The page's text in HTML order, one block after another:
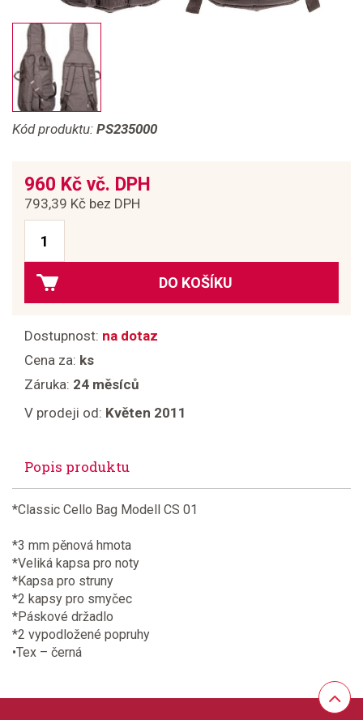
Kód produktu: PS235000
960 Kč vč. DPH
793,39 Kč bez DPH
DO KOŠÍKU
Dostupnost: na dotaz
Cena za: ks
Záruka: 24 měsíců
V prodeji od: Květen 2011
Popis produktu
*Classic Cello Bag Modell CS 01
*3 mm pěnová hmota
*Veliká kapsa pro noty
*Kapsa pro struny
*2 kapsy pro smyčec
*Páskové držadlo
*2 vypodložené popruhy
•Tex – černá